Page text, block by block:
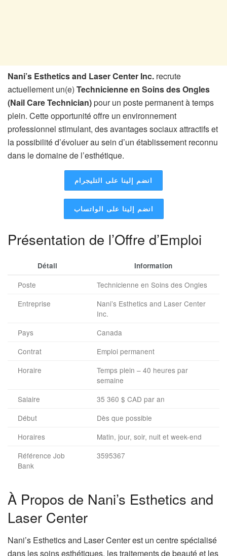
Nani’s Esthetics and Laser Center Inc. recrute
actuellement un(e) Technicienne en Soins des Ongles
(Nail Care Technician)pour un poste permanent à temps
plein. Cette opportunité offre un environnement
professionnel stimulant, des avantages sociaux attractifs et
la possibilité d’évoluer au sein d’un établissement reconnu
dans le domaine de l’esthétique.
انضم إلينا على التليجرام
انضم إلينا على الواتساب
Présentation de l’Offre d’Emploi
Détail Information
Poste
Technicienne en Soins des Ongles
Entreprise
Nani’s Esthetics and Laser Center
Inc.
Pays
Canada
Contrat
Emploi permanent
Horaire
Temps plein – 40 heures par
semaine
Salaire
35 360 $ CAD par an
Début
Dès que possible
Horaires
Matin, jour, soir, nuit et week-end
Référence Job
Bank
3595367
À Propos de Nani’s Esthetics and
Laser Center
Nani’s Esthetics and Laser Center est un centre spécialisé
dans les soins esthétiques, les traitements de beauté et les